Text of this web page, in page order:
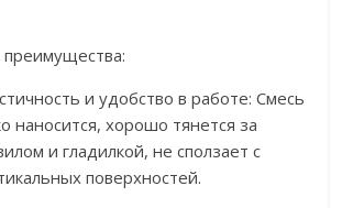
и удобство в работе: Смесь
наносится, хорошо тянется за
и гладилкой, не сползает с
поверхностей.